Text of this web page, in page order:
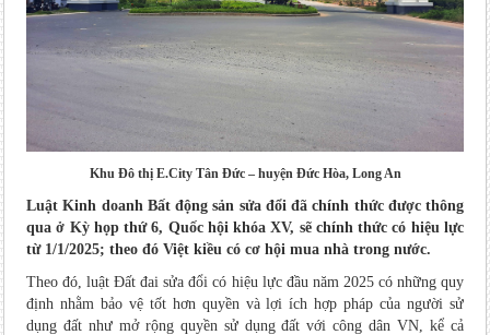
Khu Đô thịE.City Tân Đức – huyện Đức Hòa, Long An
Luật Kinh doanh Bất động sản sửa đổi đã chính thức được thông
qua ở Kỳ họp thứ 6, Quốc hội khóa XV, sẽ chính thức có hiệu lực
từ 1/1/2025; theo đó Việt kiều có cơ hội mua nhà trong nước.
Theo đó, luật Đất đai sửa đổi có hiệu lực đầu năm 2025 có những quy
định nhằm bảo vệ tốt hơn quyền và lợi ích hợp pháp của người sử
dụng đất như mở rộng quyền sử dụng đất với công dân VN, kể cả